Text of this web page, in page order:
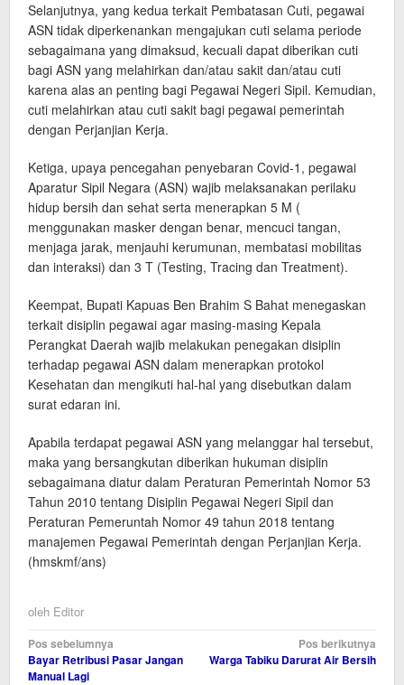
Selanjutnya, yang kedua terkait Pembatasan Cuti, pegawai
ASN tidak diperkenankan mengajukan cuti selama periode
sebagaimana yang dimaksud, kecuali dapat diberikan cuti
bagi ASN yang melahirkan dan/atau sakit dan/atau cuti
karena alas an penting bagi Pegawai Negeri Sipil. Kemudian,
cuti melahirkan atau cuti sakit bagi pegawai pemerintah
dengan Perjanjian Kerja.
Ketiga, upaya pencegahan penyebaran Covid-1, pegawai
Aparatur Sipil Negara (ASN) wajib melaksanakan perilaku
hidup bersih dan sehat serta menerapkan 5 M (
menggunakan masker dengan benar, mencuci tangan,
menjaga jarak, menjauhi kerumunan, membatasi mobilitas
dan interaksi) dan 3 T (Testing, Tracing dan Treatment).
Keempat, Bupati Kapuas Ben Brahim S Bahat menegaskan
terkait disiplin pegawai agar masing-masing Kepala
Perangkat Daerah wajib melakukan penegakan disiplin
terhadap pegawai ASN dalam menerapkan protokol
Kesehatan dan mengikuti hal-hal yang disebutkan dalam
surat edaran ini.
Apabila terdapat pegawai ASN yang melanggar hal tersebut,
maka yang bersangkutan diberikan hukuman disiplin
sebagaimana diatur dalam Peraturan Pemerintah Nomor 53
Tahun 2010 tentang Disiplin Pegawai Negeri Sipil dan
Peraturan Pemeruntah Nomor 49 tahun 2018 tentang
manajemen Pegawai Pemerintah dengan Perjanjian Kerja.
(hmskmf/ans)
oleh Editor
Navigasi
pos
Pos sebelumnya
Bayar Retribusi Pasar Jangan
Manual Lagi
Pos berikutnya
Warga Tabiku Darurat Air Bersih